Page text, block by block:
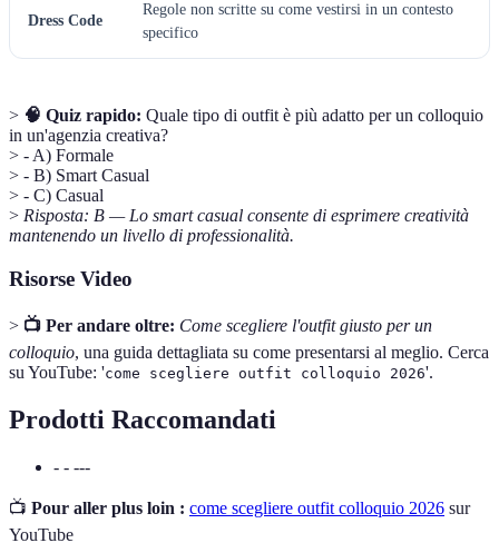
Dress Code
Regole non scritte su come vestirsi in un contesto
specifico
> 🧠 Quiz rapido: Quale tipo di outfit è più adatto per un colloquio
in un'agenzia creativa?
> - A) Formale
> - B) Smart Casual
> - C) Casual
> Risposta: B — Lo smart casual consente di esprimere creatività
mantenendo un livello di professionalità.
Risorse Video
> 📺 Per andare oltre: Come scegliere l'outfit giusto per un
colloquio, una guida dettagliata su come presentarsi al meglio. Cerca
su YouTube: 'come scegliere outfit colloquio 2026'.
Prodotti Raccomandati
- - ---
📺 Pour aller plus loin : come scegliere outfit colloquio 2026 sur
YouTube